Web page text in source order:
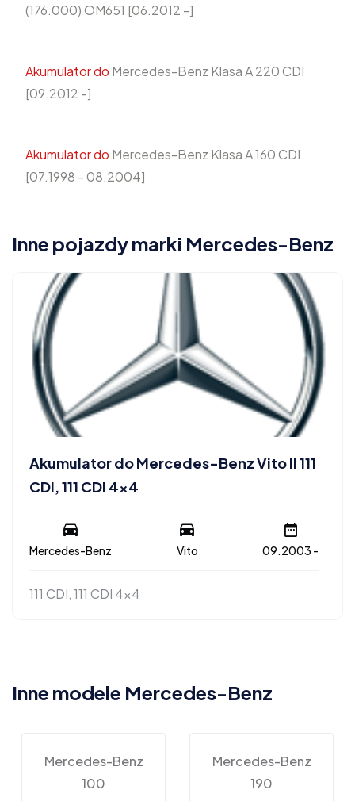
(176.000) OM651 [06.2012 -]
Akumulator do Mercedes-Benz Klasa A 220 CDI
[09.2012 -]
Akumulator do Mercedes-Benz Klasa A 160 CDI
[07.1998 - 08.2004]
Inne pojazdy marki Mercedes-Benz
Akumulator do Mercedes-Benz Vito II 111
CDI, 111 CDI 4×4
Mercedes-Benz Vito 09.2003 -
111 CDI, 111 CDI 4x4
Inne modele Mercedes-Benz
Mercedes-Benz
100
Mercedes-Benz
190